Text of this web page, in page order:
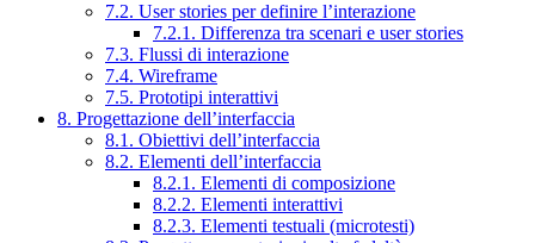
7.2. User stories per definire l’interazione
7.2.1. Differenza tra scenari e user stories
7.3. Flussi di interazione
7.4. Wireframe
7.5. Prototipi interattivi
8. Progettazione dell’interfaccia
8.1. Obiettivi dell’interfaccia
8.2. Elementi dell’interfaccia
8.2.1. Elementi di composizione
8.2.2. Elementi interattivi
8.2.3. Elementi testuali (microtesti)